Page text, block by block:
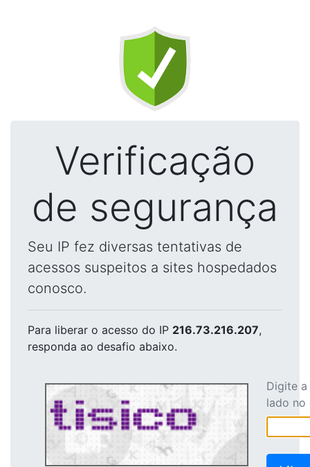
Verificação
de segurança
Seu IP fez diversas tentativas de
acessos suspeitos a sites hospedados
conosco.
Para liberar o acesso do IP 216.73.216.207,
responda ao desafio abaixo.
Digite
lado no